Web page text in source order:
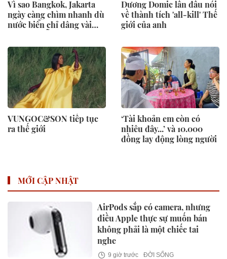
Vì sao Bangkok, Jakarta
ngày càng chìm nhanh dù
nước biển chỉ dâng vài
Dương Domic lần đầu nói
về thành tích 'all-kill' Thế
giới của anh
VUNGOC&SON tiếp tục
ra thế giới
‘Tài khoản em còn có
nhiêu đây...’ và 10.000
đồng lay động lòng người
MỚI CẬP NHẬT
AirPods sắp có camera, nhưng
điều Apple thực sự muốn bán
không phải là một chiếc tai
nghe
9 giờ trước ĐỜI SỐNG